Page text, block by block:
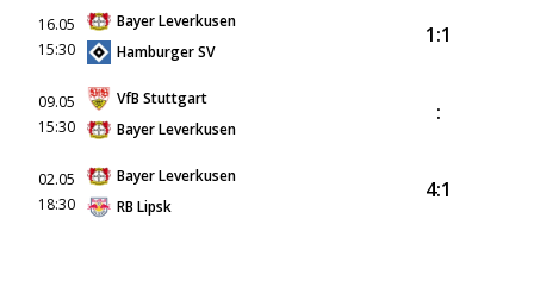
16.05
15:30
Bayer Leverkusen
Hamburger SV
1:1
09.05
15:30
VfB Stuttgart
Bayer Leverkusen
:
02.05
18:30
Bayer Leverkusen
RB Lipsk
4:1